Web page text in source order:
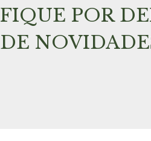
FIQUE POR
DE